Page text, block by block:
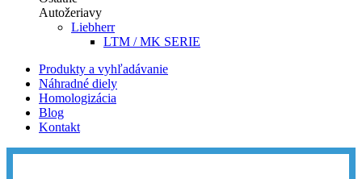
Autožeriavy
Liebherr
LTM / MK SERIE
Produkty a vyhľadávanie
Náhradné diely
Homologizácia
Blog
Kontakt